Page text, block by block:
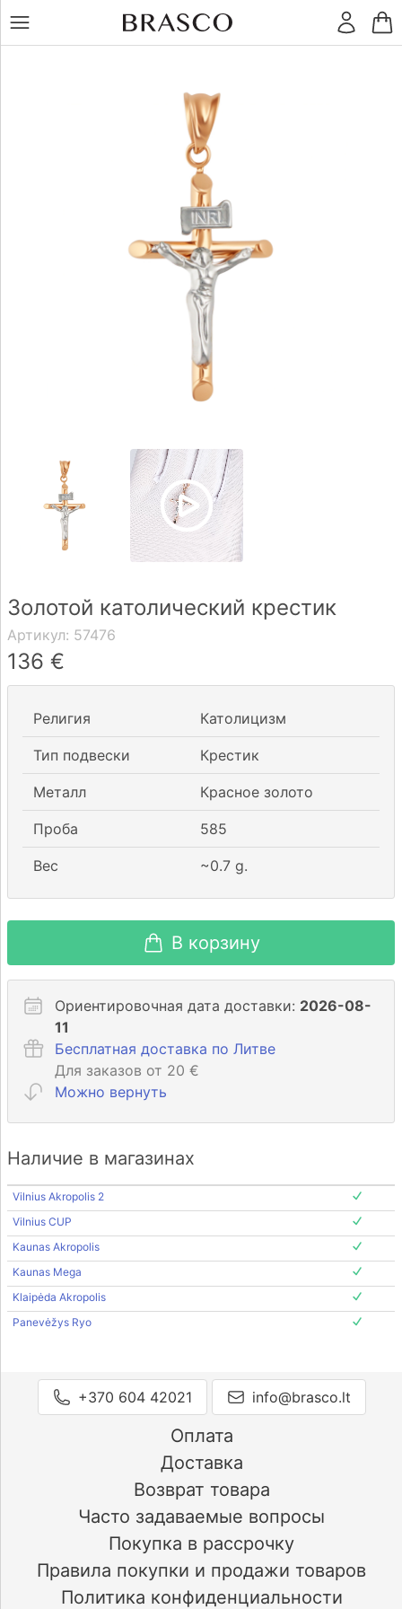
LT
Доставка
Оплата
Вопрос-
Реквизиты
Контакты
Золотой католический крестик
Артикул: 57476
136 €
Религия Католицизм
Тип подвески Крестик
Металл Красное золото
Проба 585
Вес ~0.7 g.
В корзину
Ориентировочная дата доставки: 2026-08-
11
Бесплатная доставка по Литве
Для заказов от 20 €
Можно вернуть
Наличие в магазинах
Vilnius Akropolis 2
Vilnius CUP
Kaunas Akropolis
Kaunas Mega
Klaipėda Akropolis
Panevėžys Ryo
+370 604 42021 info@brasco.lt
Оплата
Доставка
Возврат товара
Часто задаваемые вопросы
Покупка в рассрочку
Правила покупки и продажи товаров
Политика конфиденциальности